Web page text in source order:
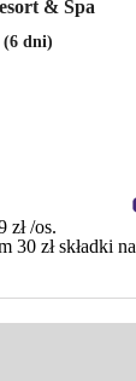
& Spa
(6 dni)
zł/os.
30 zł składki